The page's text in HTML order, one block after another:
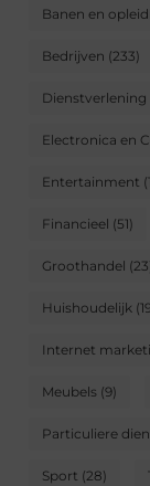
Banen en
Bedrijven (233)
Dienstverlening
Electronica en
Entertainment
Financieel (51)
Groothandel
Huishoudelijk
Internet
Meubels (9)
Particuliere
Sport (28)